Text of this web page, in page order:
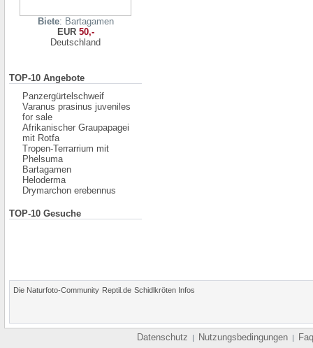
Biete: Bartagamen
EUR50,-
Deutschland
TOP-10 Angebote
Panzergürtelschweif
Varanus prasinus juveniles
for sale
Afrikanischer Graupapagei
mit Rotfa
Tropen-Terrarrium mit
Phelsuma
Bartagamen
Heloderma
Drymarchon erebennus
TOP-10 Gesuche
Die Naturfoto-Community Reptil.de Schidlkröten Infos
Datenschutz | Nutzungsbedingungen | Faq